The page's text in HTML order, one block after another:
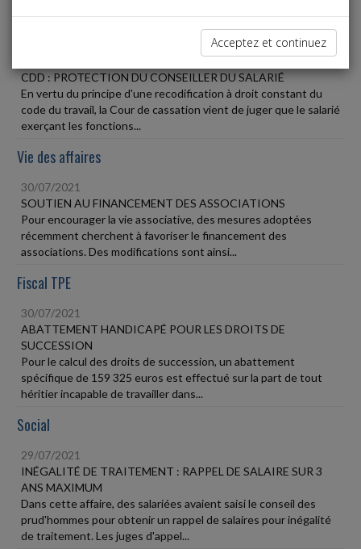
CDD : PROTECTION DU CONSEILLER DU SALARIÉ
En vertu du principe d'une recodification à droit constant du
code du travail, la Cour de cassation vient de juger que le salarié
exerçant les fonctions...
Vie des affaires
30/07/2021
SOUTIEN AU FINANCEMENT DES ASSOCIATIONS
Pour encourager la vie associative, des mesures adoptées
récemment cherchent à favoriser le financement des
associations. Des modifications sont ainsi...
Fiscal TPE
30/07/2021
ABATTEMENT HANDICAPÉ POUR LES DROITS DE
SUCCESSION
Pour le calcul des droits de succession, un abattement
spécifique de 159 325 euros est effectué sur la part de tout
héritier incapable de travailler dans...
Social
29/07/2021
INÉGALITÉ DE TRAITEMENT : RAPPEL DE SALAIRE SUR 3
ANS MAXIMUM
Dans cette affaire, des salariées avaient saisi le conseil des
prud'hommes pour obtenir un rappel de salaires pour inégalité
de traitement. Les juges d'appel...
Acceptez et continuez